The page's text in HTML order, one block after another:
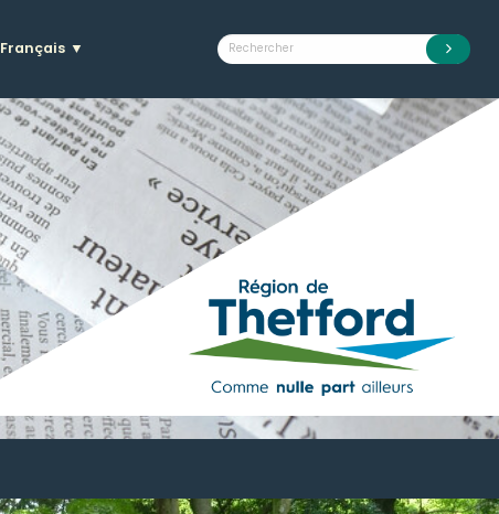
Français ▼